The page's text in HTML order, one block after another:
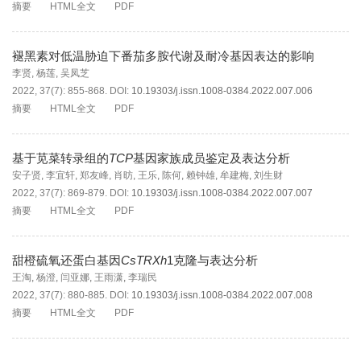
摘要
HTML全文 PDF
褪黑素对低温胁迫下番茄多胺代谢及耐冷基因表达的影响
李贤, 杨莲, 吴凤芝
2022, 37(7): 855-868. DOI: 10.19303/j.issn.1008-0384.2022.007.006
摘要
HTML全文 PDF
基于苋菜转录组的TCP基因家族成员鉴定及表达分析
安子贤, 李宜轩, 郑友峰, 肖昉, 王乐, 陈何, 赖钟雄, 牟建梅, 刘生财
2022, 37(7): 869-879. DOI: 10.19303/j.issn.1008-0384.2022.007.007
摘要
HTML全文 PDF
甜橙硫氧还蛋白基因CsTRXh1克隆与表达分析
王淘, 杨澄, 闫亚娜, 王雨潇, 李瑞民
2022, 37(7): 880-885. DOI: 10.19303/j.issn.1008-0384.2022.007.008
摘要
HTML全文 PDF